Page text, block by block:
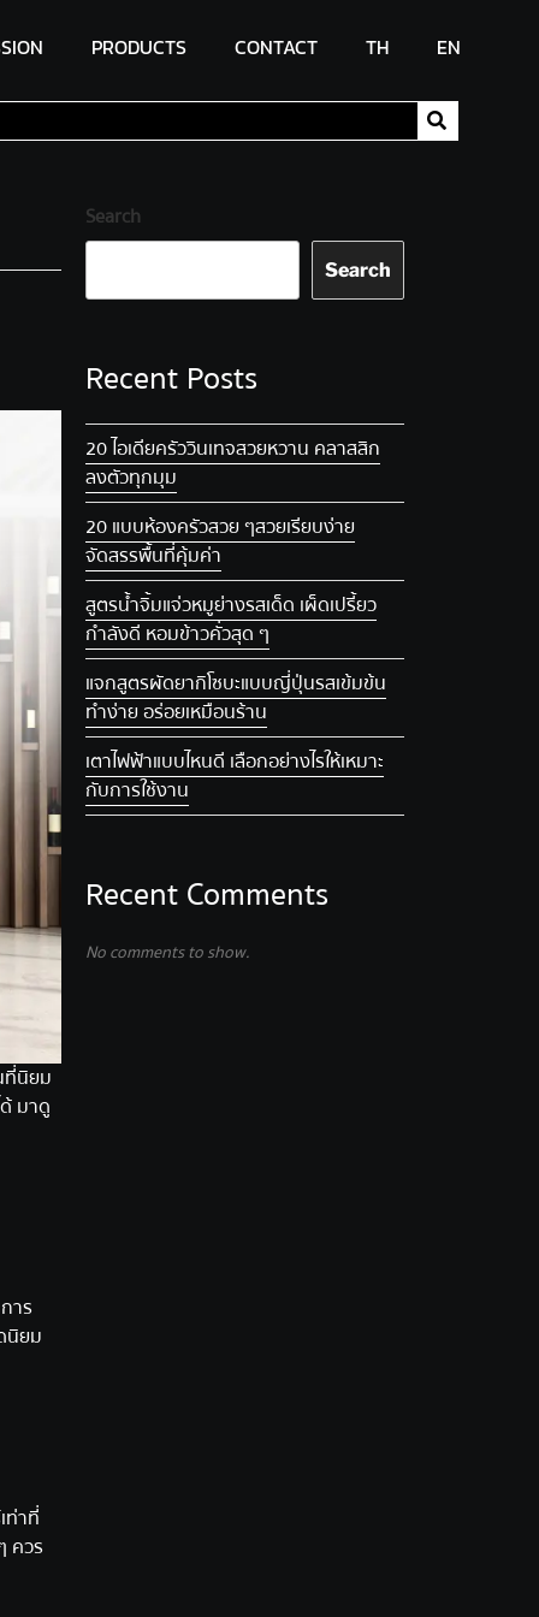
PRODUCTS CONTACT TH EN
ที่นิยม
มาดู
าร
นิยม
ท่าที่
ควร
Search
Search
Recent Posts
20 ไอเดียครัววินเทจ สวยหวาน คลาสสิก
ลงตัวทุกมุม
20 แบบห้องครัวสวย ๆ สวยเรียบง่าย
จัดสรรพื้นที่คุ้มค่า
สูตรน้ำจิ้มแจ่วหมูย่าง รสเด็ด เผ็ดเปรี้ยว
กำลังดี หอมข้าวคั่วสุด ๆ
แจกสูตรผัดยากิโซบะแบบญี่ปุ่น รสเข้มข้น
ทำง่าย อร่อยเหมือนร้าน
เตาไฟฟ้าแบบไหนดี เลือกอย่างไรให้เหมาะ
กับการใช้งาน
Recent Comments
No comments to show.